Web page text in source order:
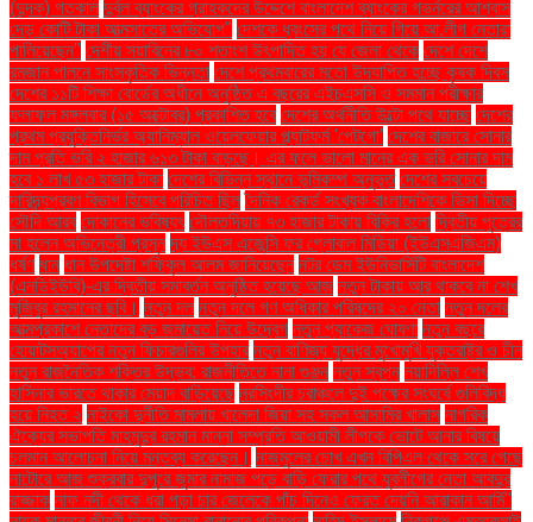
(দুদক) গতকাল দুর্বল ব্যাংকের গ্রাহকদের উদ্দেশে বাংলাদেশ ব্যাংকের গভর্নরের আশ্বাস
দেড় কোটি টাকা আত্মসাতের অভিযোগ" দেশকে ধ্বংসের পথে নিয়ে গিয়ে আ.লীগ নেতারা
পালিয়েছেন" দেশীয় সয়াবিনের ৮০ শতাংশ উৎপাদিত হয় যে জেলা থেকে দেশে দেশে
রমজান পালনে সাংস্কৃতিক ভিন্নতা দেশে প্রথমবারের মতো উদযাপিত হচ্ছে কৃষক দিবস
দেশের ১১টি শিক্ষা বোর্ডের অধীনে অনুষ্ঠিত এ বছরের এইচএসসি ও সমমান পরীক্ষার
ফলাফল মঙ্গলবার (১৫ অক্টোবর) প্রকাশিত হবে দেশের অর্থনীতি উল্টো পথে যাচ্ছে দেশের
প্রথম প্রযুক্তিনির্ভর অ্যানিম্যাল ওয়েলফেয়ার প্ল্যাটফর্ম 'পেটগো' দেশের বাজারে সোনার
দাম প্রতি ভরি ২ হাজার ৬১৩ টাকা বাড়ছে। এর ফলে ভালো মানের এক ভরি সোনার দাম
হবে ১ লাখ ৫৩ হাজার টাকা দেশের বিভিন্ন স্থানে ভূমিকম্প অনুভূত দেশের সবচেয়ে
দারিদ্র্যপ্রবণ বিভাগ হিসেবে পরিচিত ছিল দৈনিক রেকর্ড সংখ্যক বাংলাদেশিকে ভিসা দিচ্ছে
সৌদি আরব দোকানের ভবিষ্যৎ দৌলতদিয়ায় ৭৩ হাজার টাকায় বিক্রি হলো দ্বিতীয় পুত্রের
মা হলেন অভিনেত্রী প্রসূন দ্য ইউএস এজেন্সি ফর গ্লোবাল মিডিয়া (ইউএসএজিএম)
ধর্ষণ ধান ধান উপদেষ্টা শফিকুল আলম জানিয়েছেন নটর ডেম ইউনিভার্সিটি বাংলাদেশ
(এনডিইউবি)-এর দ্বিতীয় সমাবর্তন অনুষ্ঠিত হয়েছে আজ নতুন টাকায় আর থাকবে না শেখ
মুজিবুর রহমানের ছবি। নতুন দল নতুন দলে গণ অধিকার পরিষদের ২০ নেতা নতুন দলের
আত্মপ্রকাশে নেতাদের বড় জমায়েত নিয়ে উদ্বেগ নতুন প্যাকেজ ঘোষণা নতুন বছরে
হোয়াটসঅ্যাপের নতুন ফিচারগুলির উপহার নতুন বাণিজ্য যুদ্ধের মুখোমুখি যুক্তরাষ্ট্র ও চীন
নতুন রাজনৈতিক শক্তির উদ্ভব: রাজনীতিতে নানা গুঞ্জন নতুন স্বপ্ন নয়াদিল্লি শেখ
হাসিনার ভারতে থাকার মেয়াদ বাড়িয়েছে নরসিংদীর চরাঞ্চলে দুই পক্ষের সংঘর্ষে গুলিবিদ্ধ
হয়ে নিহত ২ নাইকো দুর্নীতি মামলায় খালেদা জিয়া সহ সকল আসামির খালাস নাগরিক
ঐক্যের সভাপতি মাহমুদুর রহমান মান্না সম্প্রতি আওয়ামী লীগকে ভোটে আনার বিষয়ে
চলমান আলোচনা নিয়ে মন্তব্য করেছেন। নাজমুলের চোখ এখন বিপিএল থেকে সরে গেছে
নাটোরে আজ শুক্রবার দুপুরে জুমার নামাজ পড়ে বাড়ি ফেরার পথে যুবলীগের নেতা আবদুর
রাজ্জাক নাফ নদী থেকে ধরা পড়া চার জেলেকে পাঁচ দিনেও ফেরত দেয়নি আরাকান আর্মি"